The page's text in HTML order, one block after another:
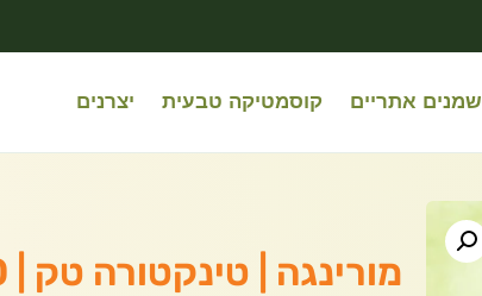
שמנים אתריים קוסמטיקה טבעית יצרנים
מורינגה | טינקטורה טק | 90 כמוסות